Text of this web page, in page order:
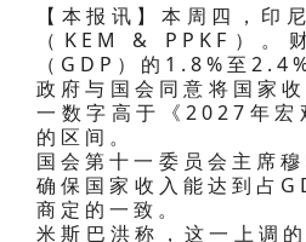
【本报讯】本周四，
（KEM & PPKF）。
（GDP）的1.8%至2.4%
政府与国会同意将国家
一数字高于《2027年
的区间。
国会第十一委员会主席
确保国家收入能达到占
商定的一致。
米斯巴洪称，这一上调